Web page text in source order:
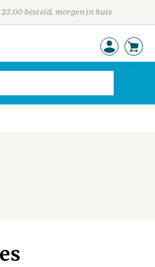
besteld, morgen in huis